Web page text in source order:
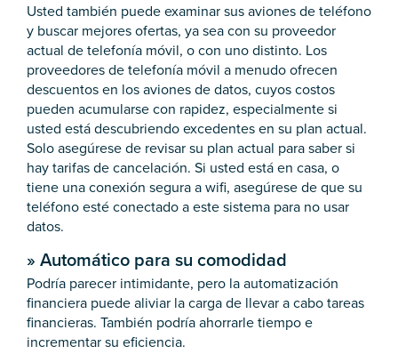
Usted también puede examinar sus aviones de teléfono
y buscar mejores ofertas, ya sea con su proveedor
actual de telefonía móvil, o con uno distinto. Los
proveedores de telefonía móvil a menudo ofrecen
descuentos en los aviones de datos, cuyos costos
pueden acumularse con rapidez, especialmente si
usted está descubriendo excedentes en su plan actual.
Solo asegúrese de revisar su plan actual para saber si
hay tarifas de cancelación. Si usted está en casa, o
tiene una conexión segura a wifi, asegúrese de que su
teléfono esté conectado a este sistema para no usar
datos.
» Automático para su comodidad
Podría parecer intimidante, pero la automatización
financiera puede aliviar la carga de llevar a cabo tareas
financieras. También podría ahorrarle tiempo e
incrementar su eficiencia.